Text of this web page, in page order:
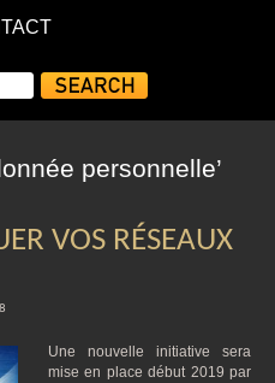
personnelle’
VOS RÉSEAUX
Une nouvelle initiative sera
mise en place début 2019 par